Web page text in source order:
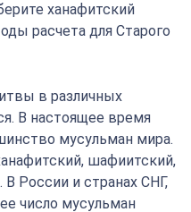
ханафитский
расчета для Старого
в различных
В настоящее время
мусульман мира.
шафиитский,
В России и странах СНГ,
число мусульман